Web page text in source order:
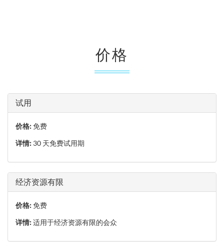
价格
试用
价格:免费
详情: 30 天免费试用期
经济资源有限
价格:免费
详情:适用于经济资源有限的会众